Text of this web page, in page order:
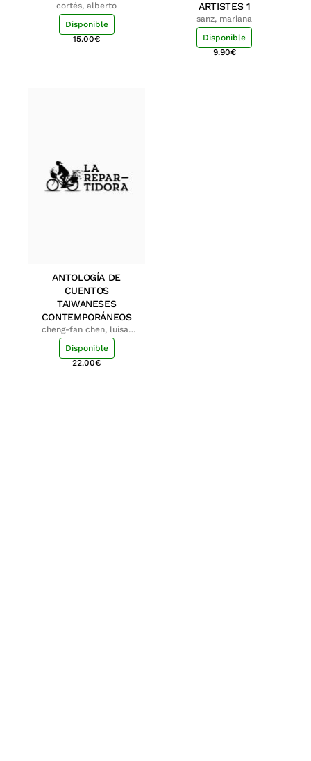
cortés, alberto
Disponible
15.00€
ARTISTES 1
sanz, mariana
Disponible
9.90€
ANTOLOGÍA DE
CUENTOS
TAIWANESES
CONTEMPORÁNEOS
cheng-fan chen, luisa;
shu-ying chang, luisa
Disponible
22.00€